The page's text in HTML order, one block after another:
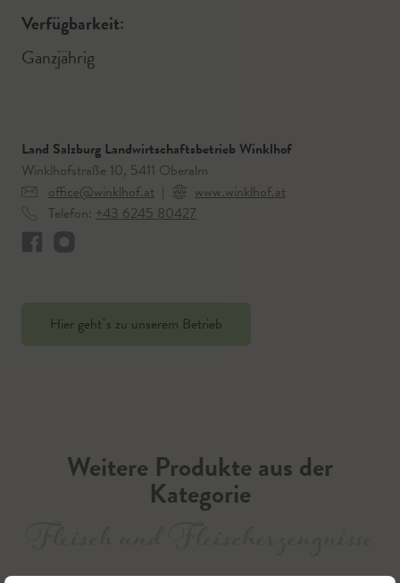
Verfügbarkeit:
Ganzjährig
Land Salzburg Landwirtschaftsbetrieb Winklhof
Winklhofstraße 10, 5411 Oberalm
office@winklhof.at |
www.winklhof.at
Telefon: +43 6245 80427
Hier geht`s zu unserem Betrieb
Weitere Produkte aus der
Kategorie